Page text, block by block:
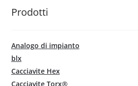
Prodotti
Analogo di impianto
blx
Cacciavite Hex
Cacciavite Torx®